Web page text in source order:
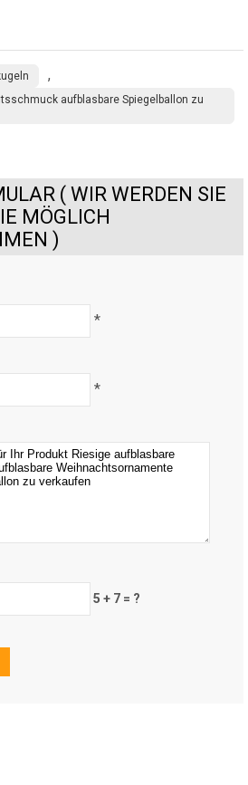
,
aufblasbare Spiegelballon zu
( WIR WERDEN SIE
MÖGLICH
)
*
*
5 + 7 = ?